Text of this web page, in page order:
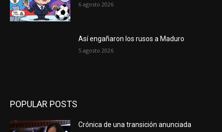
6 agosto 2026
Así engañaron los rusos a Maduro
5 agosto 2026
POPULAR POSTS
Crónica de una transición anunciada